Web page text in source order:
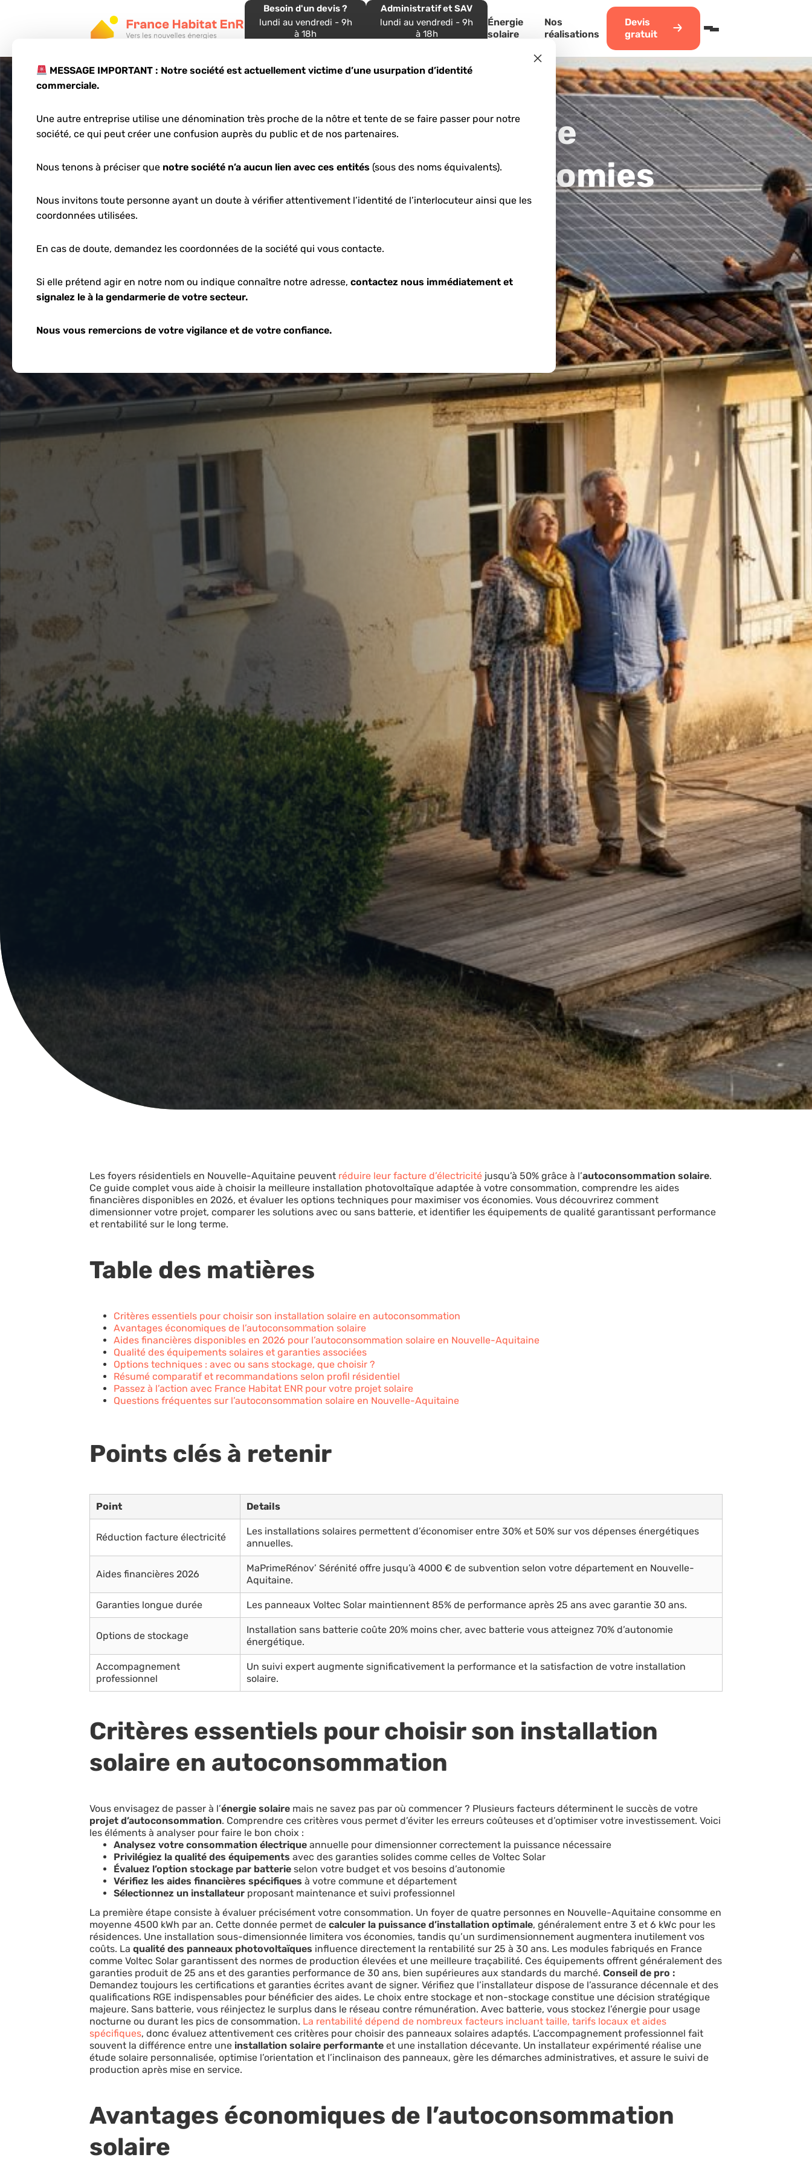
×
MESSAGE IMPORTANT : Notre société est actuellement victime d’une usurpation d’identité
commerciale.
Une autre entreprise utilise une dénomination très proche de la nôtre et tente de se faire passer pour notre
société, ce qui peut créer une confusion auprès du public et de nos partenaires.
Nous tenons à préciser que notre société n’a aucun lien avec ces entités (sous des noms équivalents).
Nous invitons toute personne ayant un doute à vérifier attentivement l’identité de l’interlocuteur ainsi que les
coordonnées utilisées.
En cas de doute, demandez les coordonnées de la société qui vous contacte.
Si elle prétend agir en notre nom ou indique connaître notre adresse, contactez nous immédiatement et
signalez le à la gendarmerie de votre secteur.
Nous vous remercions de votre vigilance et de votre confiance.
Besoin d'un devis ?
lundi au vendredi - 9h
à 18h
Administratif et SAV
lundi au vendredi - 9h
à 18h
Énergie
solaire
Nos
réalisations
Devis
gratuit
Autoconsommation solaire
Nouvelle-Aquitaine : économies
50% en 2026
Les foyers résidentiels en Nouvelle-Aquitaine peuvent réduire leur facture d’électricitéjusqu’à 50% grâce à l’autoconsommation solaire.
Ce guide complet vous aide à choisir la meilleure installation photovoltaïque adaptée à votre consommation, comprendre les aides
financières disponibles en 2026, et évaluer les options techniques pour maximiser vos économies. Vous découvrirez comment
dimensionner votre projet, comparer les solutions avec ou sans batterie, et identifier les équipements de qualité garantissant performance
et rentabilité sur le long terme.
Table des matières
Critères essentiels pour choisir son installation solaire en autoconsommation
Avantages économiques de l’autoconsommation solaire
Aides financières disponibles en 2026 pour l’autoconsommation solaire en Nouvelle-Aquitaine
Qualité des équipements solaires et garanties associées
Options techniques : avec ou sans stockage, que choisir ?
Résumé comparatif et recommandations selon profil résidentiel
Passez à l’action avec France Habitat ENR pour votre projet solaire
Questions fréquentes sur l’autoconsommation solaire en Nouvelle-Aquitaine
Points clés à retenir
Point Details
Réduction facture électricité
Les installations solaires permettent d’économiser entre 30% et 50% sur vos dépenses énergétiques
annuelles.
Aides financières 2026
MaPrimeRénov’ Sérénité offre jusqu’à 4000 € de subvention selon votre département en Nouvelle-
Aquitaine.
Garanties longue durée Les panneaux Voltec Solar maintiennent 85% de performance après 25 ans avec garantie 30 ans.
Options de stockage
Installation sans batterie coûte 20% moins cher, avec batterie vous atteignez 70% d’autonomie
énergétique.
Accompagnement
professionnel
Un suivi expert augmente significativement la performance et la satisfaction de votre installation
solaire.
Critères essentiels pour choisir son installation
solaire en autoconsommation
Vous envisagez de passer à l’énergie solairemais ne savez pas par où commencer ? Plusieurs facteurs déterminent le succès de votre
projet d’autoconsommation. Comprendre ces critères vous permet d’éviter les erreurs coûteuses et d’optimiser votre investissement. Voici
les éléments à analyser pour faire le bon choix :
Analysez votre consommation électriqueannuelle pour dimensionner correctement la puissance nécessaire
Privilégiez la qualité des équipements avec des garanties solides comme celles de Voltec Solar
Évaluez l’option stockage par batterieselon votre budget et vos besoins d’autonomie
Vérifiez les aides financières spécifiques à votre commune et département
Sélectionnez un installateurproposant maintenance et suivi professionnel
La première étape consiste à évaluer précisément votre consommation. Un foyer de quatre personnes en Nouvelle-Aquitaine consomme en
moyenne 4500 kWh par an. Cette donnée permet de calculer la puissance d’installation optimale, généralement entre 3 et 6 kWc pour les
résidences. Une installation sous-dimensionnée limitera vos économies, tandis qu’un surdimensionnement augmentera inutilement vos
coûts. La qualité des panneaux photovoltaïques influence directement la rentabilité sur 25 à 30 ans. Les modules fabriqués en France
comme Voltec Solar garantissent des normes de production élevées et une meilleure traçabilité. Ces équipements offrent généralement des
garanties produit de 25 ans et des garanties performance de 30 ans, bien supérieures aux standards du marché. Conseil de pro :
Demandez toujours les certifications et garanties écrites avant de signer. Vérifiez que l’installateur dispose de l’assurance décennale et des
qualifications RGE indispensables pour bénéficier des aides. Le choix entre stockage et non-stockage constitue une décision stratégique
majeure. Sans batterie, vous réinjectez le surplus dans le réseau contre rémunération. Avec batterie, vous stockez l’énergie pour usage
nocturne ou durant les pics de consommation. La rentabilité dépend de nombreux facteurs incluant taille, tarifs locaux et aides
spécifiques, donc évaluez attentivement ces critères pour choisir des panneaux solaires adaptés. L’accompagnement professionnel fait
souvent la différence entre uneinstallation solaire performanteet une installation décevante. Un installateur expérimenté réalise une
étude solaire personnalisée, optimise l’orientation et l’inclinaison des panneaux, gère les démarches administratives, et assure le suivi de
production après mise en service.
Avantages économiques de l’autoconsommation
solaire